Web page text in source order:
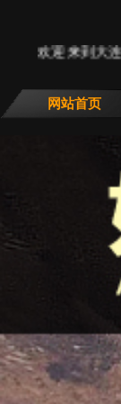
网站首页
欢迎来到大